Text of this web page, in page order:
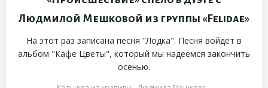
Людмилой Мешковой из группы «Felidae»
На этот раз записана песня "Лодка". Песня войдёт в
альбом "Кафе Цветы", который мы надеемся закончить
осенью.